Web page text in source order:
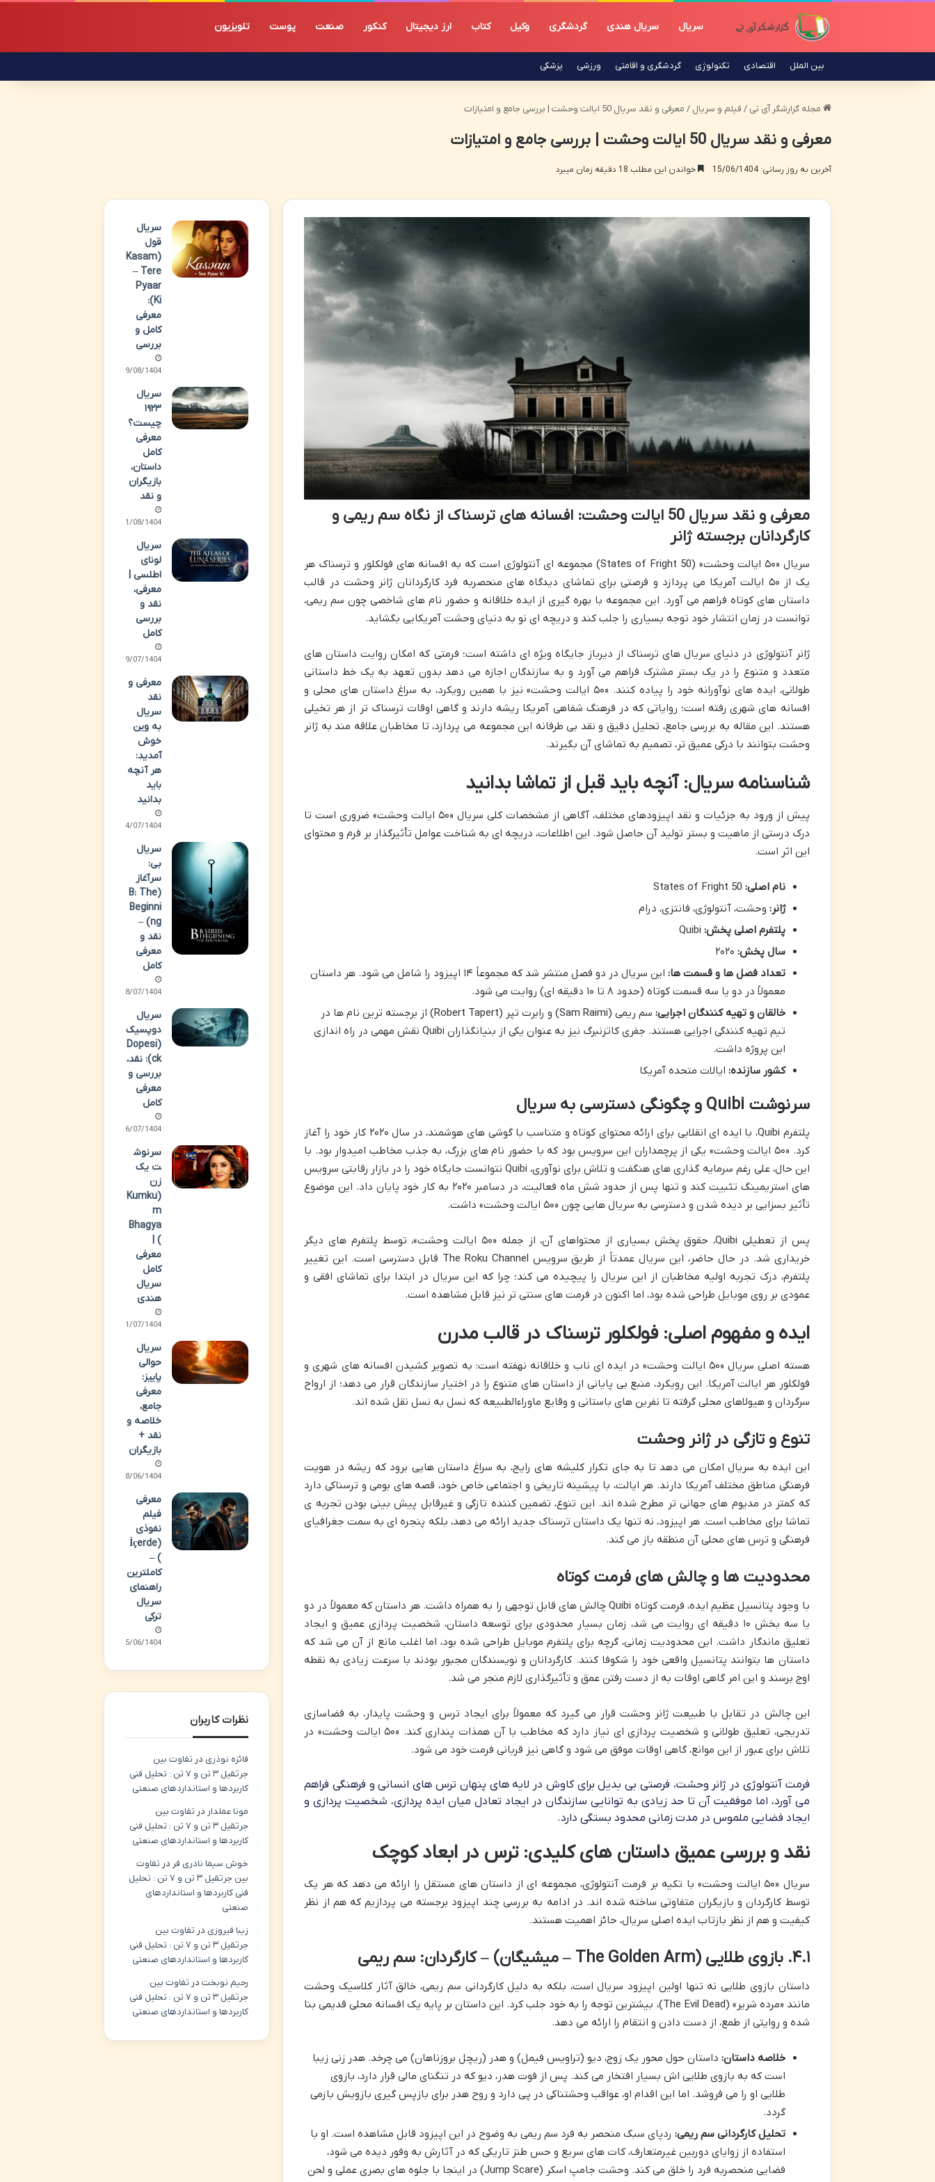
سریال سریال هندی گردشگری وکیل کتاب ارز دیجیتال کنکور صنعت پوست تلویزیون
بین الملل اقتصادی تکنولوژی گردشگری و اقامتی ورزشی پزشکی
مجله گزارشگر آی تی / فیلم و سریال / معرفی و نقد سریال 50 ایالت وحشت | بررسی جامع و امتیازات
معرفی و نقد سریال 50 ایالت وحشت | بررسی جامع و امتیازات
آخرین به روز رسانی: 15/06/1404 خواندن این مطلب 18 دقیقه زمان میبرد
معرفی و نقد سریال 50 ایالت وحشت: افسانه های ترسناک از نگاه سم ریمی و
کارگردانان برجسته ژانر
سریال «۵۰ ایالت وحشت» (50 States of Fright) مجموعه ای آنتولوژی است که به افسانه های فولکلور و ترسناک هر
یک از ۵۰ ایالت آمریکا می پردازد و فرصتی برای تماشای دیدگاه های منحصربه فرد کارگردانان ژانر وحشت در قالب
داستان های کوتاه فراهم می آورد. این مجموعه با بهره گیری از ایده خلاقانه و حضور نام های شاخصی چون سم ریمی،
توانست در زمان انتشار خود توجه بسیاری را جلب کند و دریچه ای نو به دنیای وحشت آمریکایی بگشاید.
ژانر آنتولوژی در دنیای سریال های ترسناک از دیرباز جایگاه ویژه ای داشته است؛ فرمتی که امکان روایت داستان های
متعدد و متنوع را در یک بستر مشترک فراهم می آورد و به سازندگان اجازه می دهد بدون تعهد به یک خط داستانی
طولانی، ایده های نوآورانه خود را پیاده کنند. «۵۰ ایالت وحشت» نیز با همین رویکرد، به سراغ داستان های محلی و
افسانه های شهری رفته است؛ روایاتی که در فرهنگ شفاهی آمریکا ریشه دارند و گاهی اوقات ترسناک تر از هر تخیلی
هستند. این مقاله به بررسی جامع، تحلیل دقیق و نقد بی طرفانه این مجموعه می پردازد، تا مخاطبان علاقه مند به ژانر
وحشت بتوانند با درکی عمیق تر، تصمیم به تماشای آن بگیرند.
شناسنامه سریال: آنچه باید قبل از تماشا بدانید
پیش از ورود به جزئیات و نقد اپیزودهای مختلف، آگاهی از مشخصات کلی سریال «۵۰ ایالت وحشت» ضروری است تا
درک درستی از ماهیت و بستر تولید آن حاصل شود. این اطلاعات، دریچه ای به شناخت عوامل تأثیرگذار بر فرم و محتوای
این اثر است.
نام اصلی:
ژانر: وحشت، آنتولوژی، فانتزی، درام
پلتفرم اصلی پخش:
سال پخش:
تعداد فصل ها و قسمت ها:
این سریال در دو فصل منتشر شد که مجموعاً ۱۴ اپیزود را شامل می شود. هر داستان
معمولاً در دو یا سه قسمت کوتاه (حدود ۸ تا ۱۰ دقیقه ای) روایت می شود.
خالقان و تهیه کنندگان اجرایی:
سم ریمی (Sam Raimi) و رابرت تپر (Robert Tapert) از برجسته ترین نام ها در
تیم تهیه کنندگی اجرایی هستند. جفری کاتزنبرگ نیز به عنوان یکی از بنیانگذاران Quibi نقش مهمی در راه اندازی
این پروژه داشت.
کشور سازنده: ایالات متحده آمریکا
سرنوشت Quibi و چگونگی دسترسی به سریال
پلتفرم Quibi، با ایده ای انقلابی برای ارائه محتوای کوتاه و متناسب با گوشی های هوشمند، در سال ۲۰۲۰ کار خود را آغاز
کرد. «۵۰ ایالت وحشت» یکی از پرچمداران این سرویس بود که با حضور نام های بزرگ، به جذب مخاطب امیدوار بود. با
این حال، علی رغم سرمایه گذاری های هنگفت و تلاش برای نوآوری، Quibi نتوانست جایگاه خود را در بازار رقابتی سرویس
های استریمینگ تثبیت کند و تنها پس از حدود شش ماه فعالیت، در دسامبر ۲۰۲۰ به کار خود پایان داد. این موضوع
تأثیر بسزایی بر دیده شدن و دسترسی به سریال هایی چون «۵۰ ایالت وحشت» داشت.
پس از تعطیلی Quibi، حقوق پخش بسیاری از محتواهای آن، از جمله «۵۰ ایالت وحشت»، توسط پلتفرم های دیگر
خریداری شد. در حال حاضر، این سریال عمدتاً از طریق سرویس The Roku Channel قابل دسترسی است. این تغییر
پلتفرم، درک تجربه اولیه مخاطبان از این سریال را پیچیده می کند؛ چرا که این سریال در ابتدا برای تماشای افقی و
عمودی بر روی موبایل طراحی شده بود، اما اکنون در فرمت های سنتی تر نیز قابل مشاهده است.
ایده و مفهوم اصلی: فولکلور ترسناک در قالب مدرن
هسته اصلی سریال «۵۰ ایالت وحشت» در ایده ای ناب و خلاقانه نهفته است: به تصویر کشیدن افسانه های شهری و
فولکلور هر ایالت آمریکا. این رویکرد، منبع بی پایانی از داستان های متنوع را در اختیار سازندگان قرار می دهد؛ از ارواح
سرگردان و هیولاهای محلی گرفته تا نفرین های باستانی و وقایع ماوراءالطبیعه که نسل به نسل نقل شده اند.
تنوع و تازگی در ژانر وحشت
این ایده به سریال امکان می دهد تا به جای تکرار کلیشه های رایج، به سراغ داستان هایی برود که ریشه در هویت
فرهنگی مناطق مختلف آمریکا دارند. هر ایالت، با پیشینه تاریخی و اجتماعی خاص خود، قصه های بومی و ترسناکی دارد
که کمتر در مدیوم های جهانی تر مطرح شده اند. این تنوع، تضمین کننده تازگی و غیرقابل پیش بینی بودن تجربه ی
تماشا برای مخاطب است. هر اپیزود، نه تنها یک داستان ترسناک جدید ارائه می دهد، بلکه پنجره ای به سمت جغرافیای
فرهنگی و ترس های محلی آن منطقه باز می کند.
محدودیت ها و چالش های فرمت کوتاه
با وجود پتانسیل عظیم ایده، فرمت کوتاه Quibi چالش های قابل توجهی را به همراه داشت. هر داستان که معمولاً در دو
یا سه بخش ۱۰ دقیقه ای روایت می شد، زمان بسیار محدودی برای توسعه داستان، شخصیت پردازی عمیق و ایجاد
تعلیق ماندگار داشت. این محدودیت زمانی، گرچه برای پلتفرم موبایل طراحی شده بود، اما اغلب مانع از آن می شد که
داستان ها بتوانند پتانسیل واقعی خود را شکوفا کنند. کارگردانان و نویسندگان مجبور بودند با سرعت زیادی به نقطه
اوج برسند و این امر گاهی اوقات به از دست رفتن عمق و تأثیرگذاری لازم منجر می شد.
این چالش در تقابل با طبیعت ژانر وحشت قرار می گیرد که معمولاً برای ایجاد ترس و وحشت پایدار، به فضاسازی
تدریجی، تعلیق طولانی و شخصیت پردازی ای نیاز دارد که مخاطب با آن همذات پنداری کند. «۵۰ ایالت وحشت» در
تلاش برای عبور از این موانع، گاهی اوقات موفق می شود و گاهی نیز قربانی فرمت خود می شود.
فرمت آنتولوژی در ژانر وحشت، فرصتی بی بدیل برای کاوش در لایه های پنهان ترس های انسانی و فرهنگی فراهم
می آورد، اما موفقیت آن تا حد زیادی به توانایی سازندگان در ایجاد تعادل میان ایده پردازی، شخصیت پردازی و
ایجاد فضایی ملموس در مدت زمانی محدود بستگی دارد.
نقد و بررسی عمیق داستان های کلیدی: ترس در ابعاد کوچک
سریال «۵۰ ایالت وحشت» با تکیه بر فرمت آنتولوژی، مجموعه ای از داستان های مستقل را ارائه می دهد که هر یک
توسط کارگردان و بازیگران متفاوتی ساخته شده اند. در ادامه به بررسی چند اپیزود برجسته می پردازیم که هم از نظر
کیفیت و هم از نظر بازتاب ایده اصلی سریال، حائز اهمیت هستند.
۴.۱. بازوی طلایی (The Golden Arm – میشیگان) – کارگردان: سم ریمی
داستان بازوی طلایی نه تنها اولین اپیزود سریال است، بلکه به دلیل کارگردانی سم ریمی، خالق آثار کلاسیک وحشت
مانند «مرده شریر» (The Evil Dead)، بیشترین توجه را به خود جلب کرد. این داستان بر پایه یک افسانه محلی قدیمی بنا
شده و روایتی از طمع، از دست دادن و انتقام را ارائه می دهد.
خلاصه داستان: داستان حول محور یک زوج، دیو (تراویس فیمل) و هدر (ریچل بروزناهان) می چرخد. هدر زنی زیبا
است که به بازوی طلایی اش بسیار افتخار می کند. پس از فوت هدر، دیو که در تنگنای مالی قرار دارد، بازوی
طلایی او را می فروشد. اما این اقدام او، عواقب وحشتناکی در پی دارد و روح هدر برای بازپس گیری بازویش بازمی
گردد.
تحلیل کارگردانی سم ریمی: ردپای سبک منحصر به فرد سم ریمی به وضوح در این اپیزود قابل مشاهده است. او با
استفاده از زوایای دوربین غیرمتعارف، کات های سریع و حس طنز تاریکی که در آثارش به وفور دیده می شود،
فضایی منحصربه فرد را خلق می کند. وحشت جامپ اسکر (Jump Scare) در اینجا با جلوه های بصری عملی و لحن
سریال
قول
(Kasam
– Tere
Pyaar
Ki):
معرفی
کامل و
بررسی
09/08/1404
سریال
۱۹۲۳
چیست؟
معرفی
کامل
داستان،
بازیگران
و نقد
01/08/1404
سریال
لونای
اطلسی |
معرفی،
نقد و
بررسی
کامل
29/07/1404
معرفی و
نقد
سریال
به وین
خوش
آمدید:
هر آنچه
باید
بدانید
24/07/1404
سریال
بی:
سرآغاز
(B: The
Beginni
ng) –
نقد و
معرفی
کامل
18/07/1404
سریال
دوپسیک
(Dopesi
ck): نقد،
بررسی و
معرفی
کامل
06/07/1404
سرنوش
ت یک
زن
(Kumku
m
Bhagya
) |
معرفی
کامل
سریال
هندی
01/07/1404
سریال
حوالی
پاییز:
معرفی
جامع،
خلاصه و
نقد +
بازیگران
18/06/1404
معرفی
فیلم
نفوذی
(İçerde
) –
کاملترین
راهنمای
سریال
ترکی
15/06/1404
نظرات کاربران
فائزه نوذری در تفاوت بین
جرثقیل ۳ تن و ۷ تن : تحلیل فنی
کاربردها و استانداردهای صنعتی
مونا عملدار در تفاوت بین
جرثقیل ۳ تن و ۷ تن : تحلیل فنی
کاربردها و استانداردهای صنعتی
خوش سیما نادری فر در تفاوت
بین جرثقیل ۳ تن و ۷ تن : تحلیل
فنی کاربردها و استانداردهای
صنعتی
زیبا فیروزی در تفاوت بین
جرثقیل ۳ تن و ۷ تن : تحلیل فنی
کاربردها و استانداردهای صنعتی
رحیم نوبختدر تفاوت بین
جرثقیل ۳ تن و ۷ تن : تحلیل فنی
کاربردها و استانداردهای صنعتی